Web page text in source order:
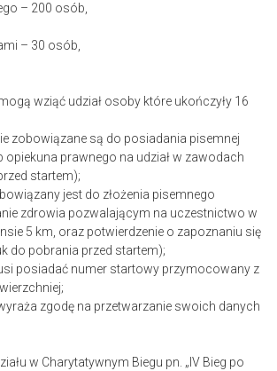
– 200 osób,
– 30 osób,
wziąć udział osoby które ukończyły 16
zobowiązane są do posiadania pisemnej
prawnego na udział w zawodach
startem);
jest do złożenia pisemnego
zdrowia pozwalającym na uczestnictwo w
5 km, oraz potwierdzenie o zapoznaniu się
do pobrania przed startem);
posiadać numer startowy przymocowany z
zgodę na przetwarzanie swoich danych
w Charytatywnym Biegu pn. „IV Bieg po